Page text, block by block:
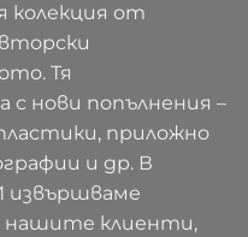
колекция от
Тя
с нови попълнения –
приложно
и др. В
извършваме
нашите клиенти,